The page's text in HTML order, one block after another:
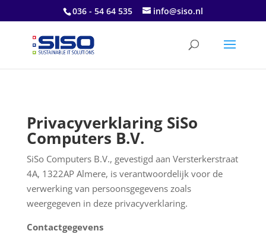
036 - 54 64 535 info@siso.nl
Privacyverklaring SiSo
Computers B.V.
SiSo Computers B.V., gevestigd aan Versterkerstraat
4A, 1322AP Almere, is verantwoordelijk voor de
verwerking van persoonsgegevens zoals
weergegeven in deze privacyverklaring.
Contactgegevens